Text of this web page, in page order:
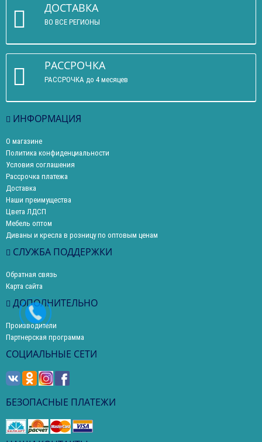
ДОСТАВКА
ВО ВСЕ РЕГИОНЫ
РАССРОЧКА
РАССРОЧКА до 4 месяцев
ИНФОРМАЦИЯ
О магазине
Политика конфиденциальности
Условия соглашения
Рассрочка платежа
Доставка
Наши преимущества
Цвета ЛДСП
Мебель оптом
Диваны и кресла в розницу по оптовым ценам
СЛУЖБА ПОДДЕРЖКИ
Обратная связь
Карта сайта
ДОПОЛНИТЕЛЬНО
Производители
Партнерская программа
СОЦИАЛЬНЫЕ СЕТИ
БЕЗОПАСНЫЕ ПЛАТЕЖИ